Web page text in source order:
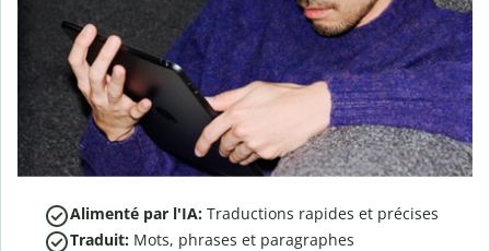
Alimenté par l'IA: Traductions rapides et précises
Traduit: Mots, phrases et paragraphes